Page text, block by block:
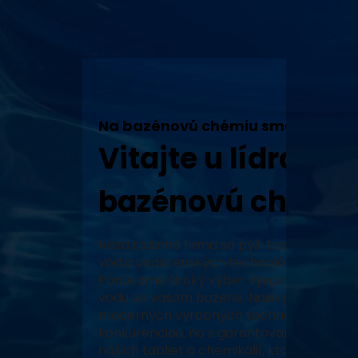
Na bazénovú chémiu sme tu my!
Vitajte u lídra v
bazénovú chémiu!
Naša rodinná firma sa pýši tradíciou,
vôd a vodárenských technológií a
Ponúkame široký výber vysoko
vodu vo vašom bazéne. Naše produkty,
moderných výrobných technológiách,
konkurenciou, no s garantovaným
našich tabliet a chemikálií, ktoré prešli